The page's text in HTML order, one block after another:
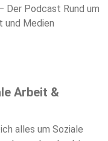
entstehen durch sie?
und unsere Kinder
Netzwerken?
zur Social-
erfahren: Was
mit uns - und was
Der Podcast Rund um
und Medien
Arbeit &
alles um Soziale